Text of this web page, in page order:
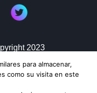
2023
de Cookies
para almacenar,
como su visita en este